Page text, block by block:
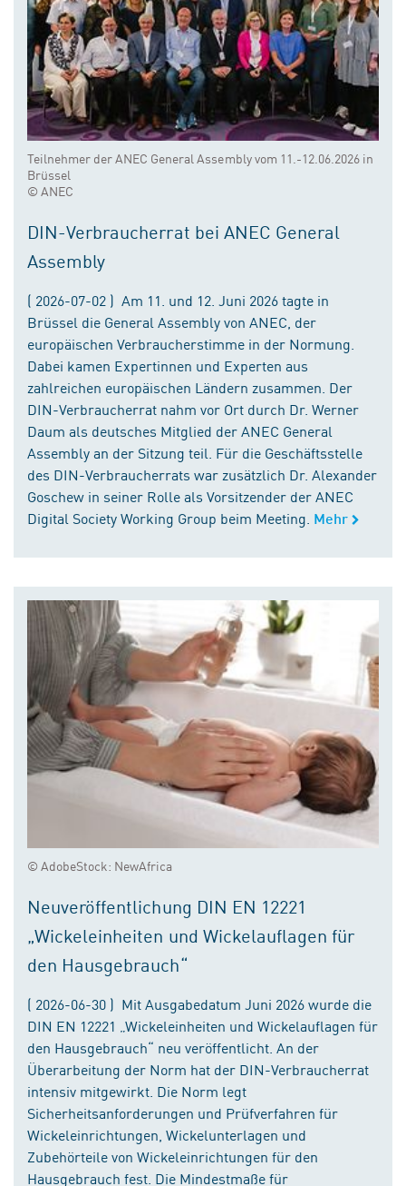
Teilnehmer der ANEC General Assembly vom 11.-12.06.2026 in
Brüssel
© ANEC
DIN-Verbraucherrat bei ANEC General
Assembly
( 2026-07-02 ) Am 11. und 12. Juni 2026 tagte in
Brüssel die General Assembly von ANEC, der
europäischen Verbraucherstimme in der Normung.
Dabei kamen Expertinnen und Experten aus
zahlreichen europäischen Ländern zusammen. Der
DIN-Verbraucherrat nahm vor Ort durch Dr. Werner
Daum als deutsches Mitglied der ANEC General
Assembly an der Sitzung teil. Für die Geschäftsstelle
des DIN-Verbraucherrats war zusätzlich Dr. Alexander
Goschew in seiner Rolle als Vorsitzender der ANEC
Digital Society Working Group beim Meeting. Mehr
© AdobeStock: NewAfrica
Neuveröffentlichung DIN EN 12221
„Wickeleinheiten und Wickelauflagen für
den Hausgebrauch“
( 2026-06-30 ) Mit Ausgabedatum Juni 2026 wurde die
DIN EN 12221 „Wickeleinheiten und Wickelauflagen für
den Hausgebrauch“ neu veröffentlicht. An der
Überarbeitung der Norm hat der DIN-Verbraucherrat
intensiv mitgewirkt. Die Norm legt
Sicherheitsanforderungen und Prüfverfahren für
Wickeleinrichtungen, Wickelunterlagen und
Zubehörteile von Wickeleinrichtungen für den
Hausgebrauch fest. Die Mindestmaße für